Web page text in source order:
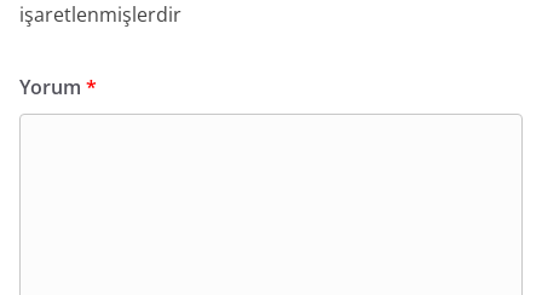
işaretlenmişlerdir
Yorum *